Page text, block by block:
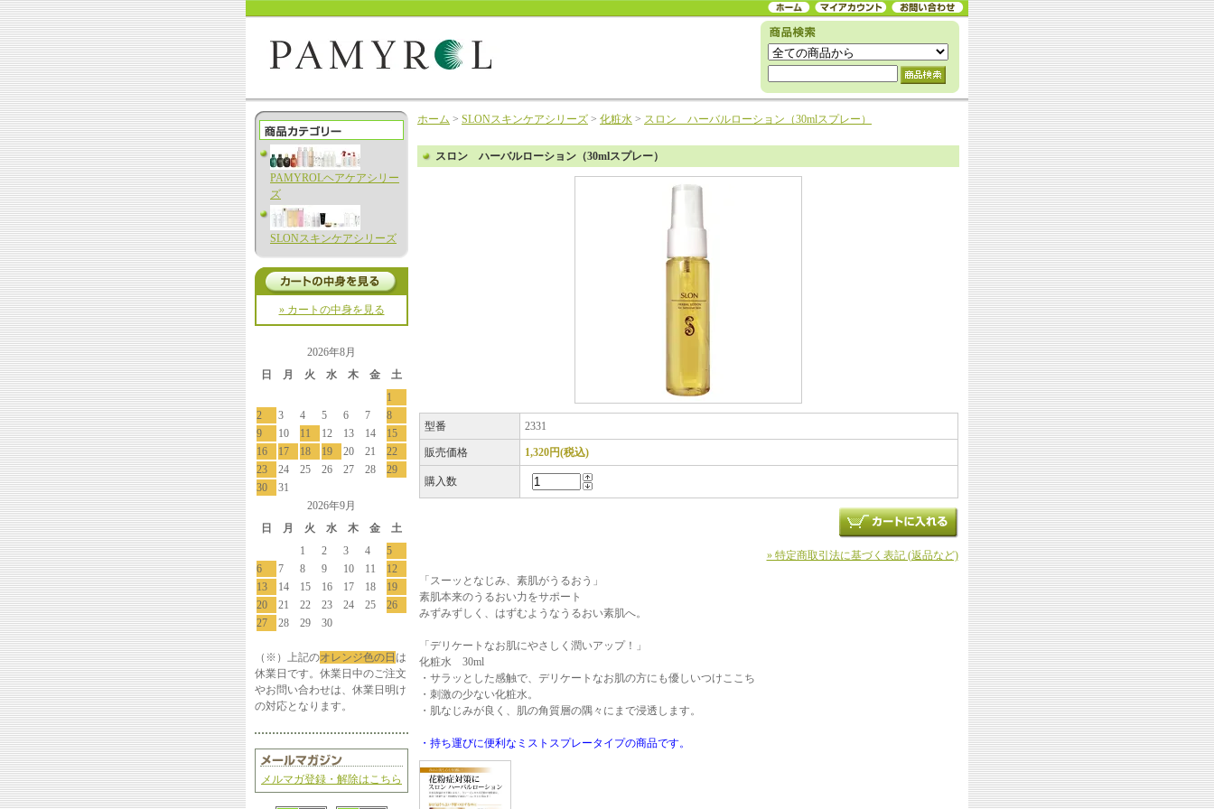
PAMYROLヘアケアシリー
ズ
SLONスキンケアシリーズ
» カートの中身を見る
2026年8月
日
月 火 水 木 金
土
1
2
3 4 5 6 7
8
9
10 11 12 13 14
15
16
17 18 19 20 21
22
23
24 25 26 27 28
29
30
31
2026年9月
日
月 火 水 木 金
土
1
2 3 4
5
6
7 8 9 10 11
12
13
14 15 16 17 18
19
20
21 22 23 24 25
26
27
28 29 30
（※）上記のオレンジ色の日 は
休業日です。休業日中のご注文
やお問い合わせは、休業日明け
の対応となります。
メルマガ登録・解除はこちら
ホーム > SLONスキンケアシリーズ > 化粧水 > スロン ハーバルローション（30mlスプレー）
スロン ハーバルローション（30mlスプレー）
型番 2331
販売価格 1,320円(税込)
購入数
» 特定商取引法に基づく表記 (返品など)
「スーッとなじみ、素肌がうるおう」
素肌本来のうるおい力をサポート
みずみずしく、はずむようなうるおい素肌へ。
「デリケートなお肌にやさしく潤いアップ！」
化粧水 30ml
・サラッとした感触で、デリケートなお肌の方にも優しいつけここち
・刺激の少ない化粧水。
・肌なじみが良く、肌の角質層の隅々にまで浸透します。
・持ち運びに便利なミストスプレータイプの商品です。